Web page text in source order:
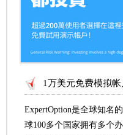
1万美元免费模拟帐
ExpertOption是全球知名
球100多个国家拥有多个